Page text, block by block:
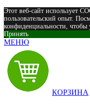
Этот веб-сайт использует
пользовательский опыт.
конфиденциальности, чтобы
Принять
МЕНЮ
КОРЗИНА